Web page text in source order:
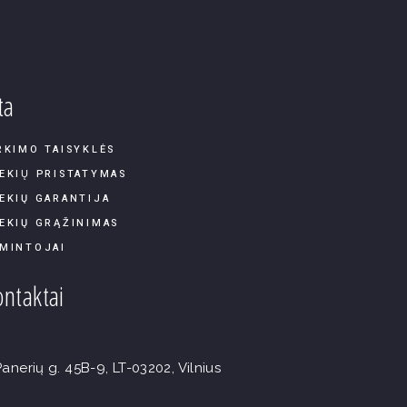
TAISYKLĖS
PRISTATYMAS
GARANTIJA
GRĄŽINIMAS
g. 45B-9, LT-03202, Vilnius